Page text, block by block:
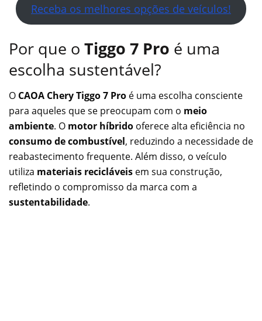
Receba os melhores opções de veículos!
Por que o Tiggo 7 Pro é uma
escolha sustentável?
O CAOA Chery Tiggo 7 Pro é uma escolha consciente
para aqueles que se preocupam com o meio
ambiente. O motor híbrido oferece alta eficiência no
consumo de combustível, reduzindo a necessidade de
reabastecimento frequente. Além disso, o veículo
utiliza materiais recicláveis em sua construção,
refletindo o compromisso da marca com a
sustentabilidade.